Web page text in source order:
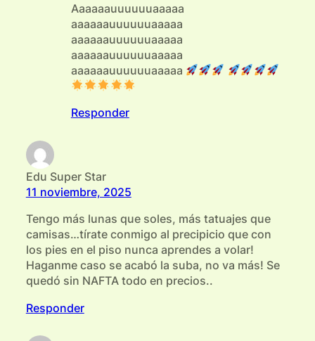
Aaaaaauuuuuuaaaaa
aaaaaauuuuuuaaaaa
aaaaaauuuuuuaaaaa
aaaaaauuuuuuaaaaa
aaaaaauuuuuuaaaaa
Responder
Edu Super Star
11 noviembre, 2025
Tengo más lunas que soles, más tatuajes que
camisas…tírate conmigo al precipicio que con
los pies en el piso nunca aprendes a volar!
Haganme caso se acabó la suba, no va más! Se
quedó sin NAFTA todo en precios..
Responder